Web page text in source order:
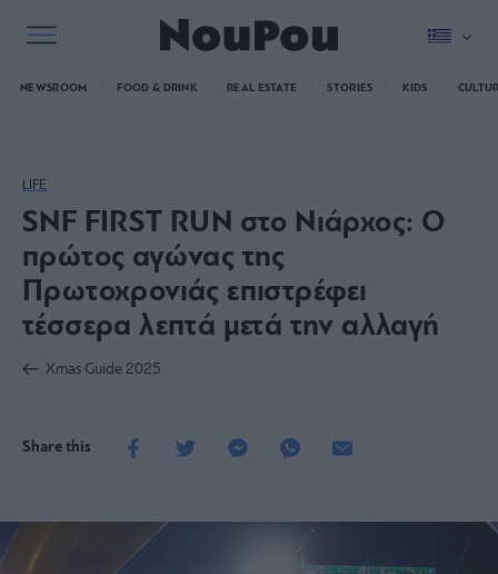
NEWSROOM FOOD & DRINK REAL ESTATE STORIES KIDS
LIFE
SNF FIRST RUN στο Νιάρχος: Ο
πρώτος αγώνας της
Πρωτοχρονιάς επιστρέφει
τέσσερα λεπτά μετά την αλλαγή
Xmas Guide 2025
Share this